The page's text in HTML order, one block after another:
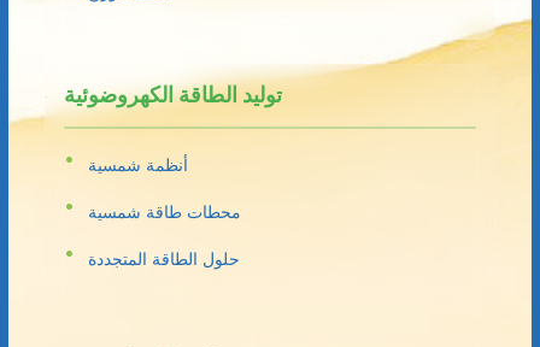
توليد الطاقة الكهروضوئية
أنظمة شمسية
محطات طاقة شمسية
حلول الطاقة المتجددة